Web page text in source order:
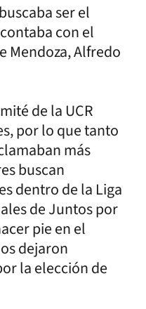
ser el
con el
Mendoza, Alfredo
de la UCR
por lo que tanto
más
buscan
dentro de la Liga
de Juntos por
pie en el
dejaron
la elección de